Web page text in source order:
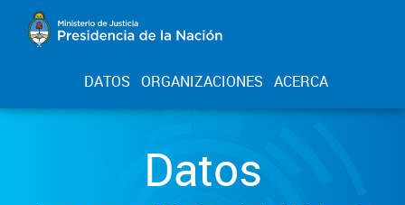
DATOS ORGANIZACIONES ACERCA
Datos